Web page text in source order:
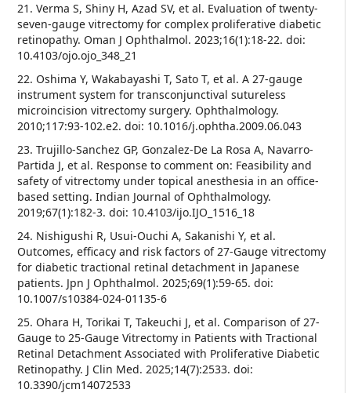
21. Verma S, Shiny H, Azad SV, et al. Evaluation of twenty-
seven-gauge vitrectomy for complex proliferative diabetic
retinopathy. Oman J Ophthalmol. 2023;16(1):18-22. doi:
10.4103/ojo.ojo_348_21
22. Oshima Y, Wakabayashi T, Sato T, et al. A 27-gauge
instrument system for transconjunctival sutureless
microincision vitrectomy surgery. Ophthalmology.
2010;117:93-102.e2. doi: 10.1016/j.ophtha.2009.06.043
23. Trujillo-Sanchez GP, Gonzalez-De La Rosa A, Navarro-
Partida J, et al. Response to comment on: Feasibility and
safety of vitrectomy under topical anesthesia in an office-
based setting. Indian Journal of Ophthalmology.
2019;67(1):182-3. doi: 10.4103/ijo.IJO_1516_18
24. Nishigushi R, Usui-Ouchi A, Sakanishi Y, et al.
Outcomes, efficacy and risk factors of 27-Gauge vitrectomy
for diabetic tractional retinal detachment in Japanese
patients. Jpn J Ophthalmol. 2025;69(1):59-65. doi:
10.1007/s10384-024-01135-6
25. Ohara H, Torikai T, Takeuchi J, et al. Comparison of 27-
Gauge to 25-Gauge Vitrectomy in Patients with Tractional
Retinal Detachment Associated with Proliferative Diabetic
Retinopathy. J Clin Med. 2025;14(7):2533. doi:
10.3390/jcm14072533